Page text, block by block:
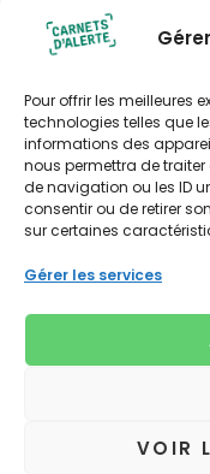
Pour offrir les meilleures
technologies telles que
informations des
nous permettra de
de navigation ou les ID
consentir ou de retirer
sur certaines
Gérer les services
VOIR
Politique de
Politique de
Contact
Contact presse
Tél : 06 67 05 75 79
© 2025 Carnets
autorisation